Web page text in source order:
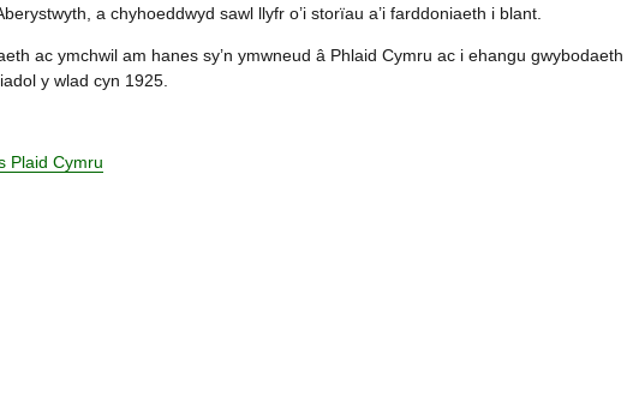
a chyhoeddwyd sawl llyfr o’i storïau a’i farddoniaeth i blant.
ac ymchwil am hanes sy’n ymwneud â Phlaid Cymru ac i ehangu gwybodaeth
y wlad cyn 1925.
Plaid Cymru